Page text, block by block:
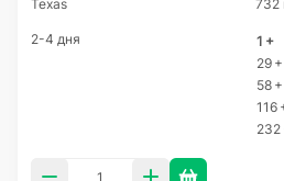
Texas 732
2-4 дня 1 +
29 +
58 +
116
232